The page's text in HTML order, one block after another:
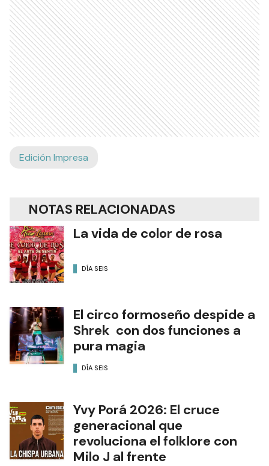
Edición Impresa
NOTAS RELACIONADAS
La vida de color de rosa
DÍA SEIS
El circo formoseño despide a
Shrek con dos funciones a
pura magia
DÍA SEIS
Yvy Porá 2026: El cruce
generacional que
revoluciona el folklore con
Milo J al frente